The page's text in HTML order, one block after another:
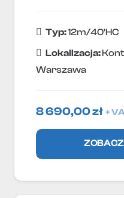
Typ:12m/40'HC
Lokallzacja:
Warszawa
8 690,00zł +